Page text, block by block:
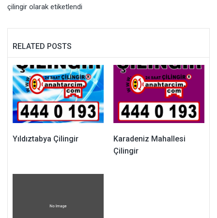
çilingir olarak etiketlendi
RELATED POSTS
Yıldıztabya Çilingir
Karadeniz Mahallesi
Çilingir